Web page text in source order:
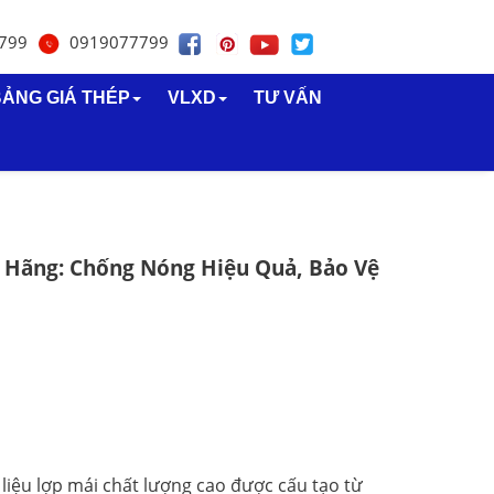
0919077799
Tôn sàn deck
GIÁ THÉP
Phát Thép Việt Nhật
VLXD TƯ VẤN
Chống Nóng Hiệu Quả, Bảo Vệ
lợp mái chất lượng cao được cấu tạo từ